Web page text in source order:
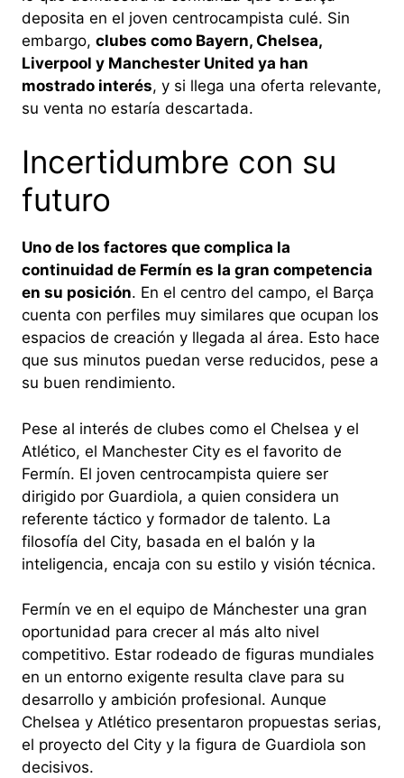
deposita en el joven centrocampista culé. Sin
embargo, clubes como Bayern, Chelsea,
Liverpool y Manchester United ya han
mostrado interés, y si llega una oferta relevante,
su venta no estaría descartada.
Incertidumbre con su
futuro
Uno de los factores que complica la
continuidad de Fermín es la gran competencia
en su posición. En el centro del campo, el Barça
cuenta con perfiles muy similares que ocupan los
espacios de creación y llegada al área. Esto hace
que sus minutos puedan verse reducidos, pese a
su buen rendimiento.
Pese al interés de clubes como el Chelsea y el
Atlético, el Manchester City es el favorito de
Fermín. El joven centrocampista quiere ser
dirigido por Guardiola, a quien considera un
referente táctico y formador de talento. La
filosofía del City, basada en el balón y la
inteligencia, encaja con su estilo y visión técnica.
Fermín ve en el equipo de Mánchester una gran
oportunidad para crecer al más alto nivel
competitivo. Estar rodeado de figuras mundiales
en un entorno exigente resulta clave para su
desarrollo y ambición profesional. Aunque
Chelsea y Atlético presentaron propuestas serias,
el proyecto del City y la figura de Guardiola son
decisivos.